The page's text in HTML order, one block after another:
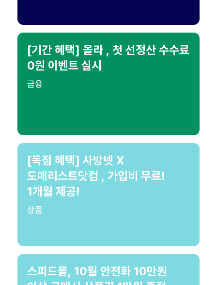
[기간 혜택] 올라 , 첫 선정산 수수료
0원 이벤트 실시
금융
[독점 혜택] 사방넷 X
도매리스트닷컴 , 가입비 무료!
1개월 제공!
상품
스피드몰, 10월 안전화 10만원